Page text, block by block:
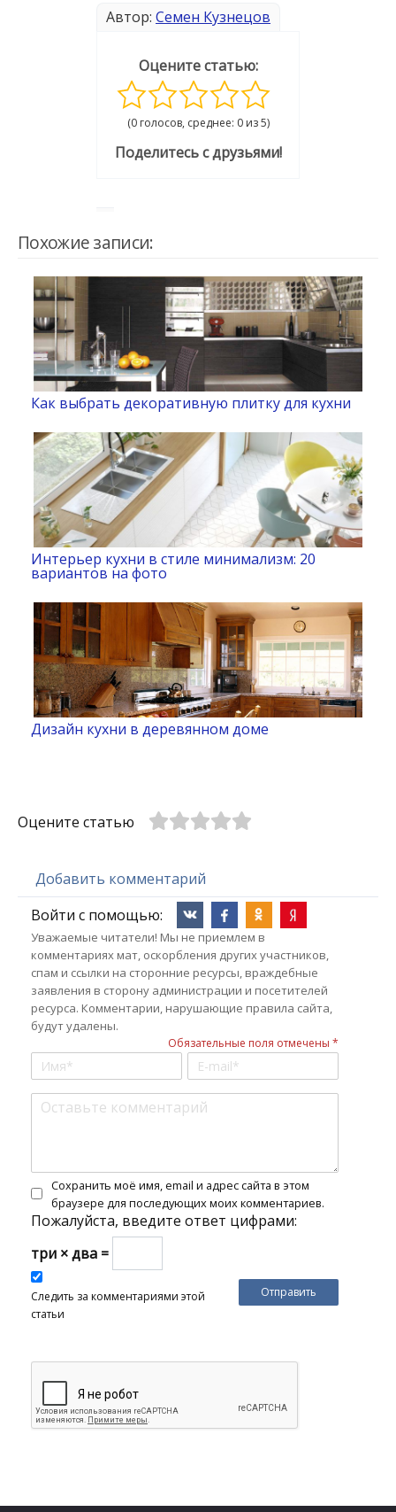
Автор: Семен Кузнецов
Оцените статью:
(0 голосов, среднее: 0 из 5)
Поделитесь с друзьями!
Похожие записи:
Как выбрать декоративную плитку для кухни
Интерьер кухни в стиле минимализм: 20
вариантов на фото
Дизайн кухни в деревянном доме
Оцените статью
Добавить комментарий
Войти с помощью:
Уважаемые читатели! Мы не приемлем в
комментариях мат, оскорбления других участников,
спам и ссылки на сторонние ресурсы, враждебные
заявления в сторону администрации и посетителей
ресурса. Комментарии, нарушающие правила сайта,
будут удалены.
Обязательные поля отмечены *
Сохранить моё имя, email и адрес сайта в этом
браузере для последующих моих комментариев.
Пожалуйста, введите ответ цифрами:
три × два =
Следить за комментариями этой
статьи